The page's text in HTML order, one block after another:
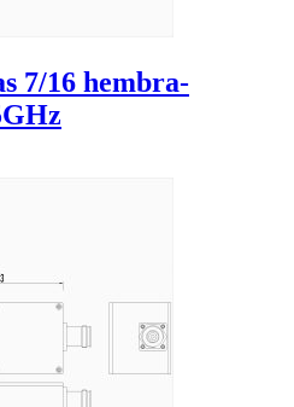
7/16 hembra-